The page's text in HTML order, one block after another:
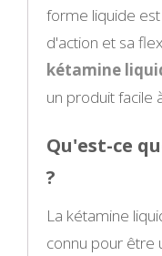
forme liquide
d'action et sa
kétamine
un produit facile
Qu'est-ce
?
La kétamine
connu pour être